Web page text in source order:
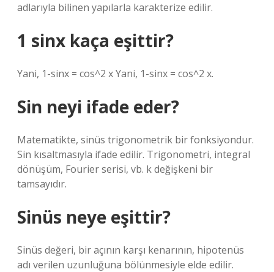
adlarıyla bilinen yapılarla karakterize edilir.
1 sinx kaça eşittir?
Yani, 1-sinx = cos^2 x Yani, 1-sinx = cos^2 x.
Sin neyi ifade eder?
Matematikte, sinüs trigonometrik bir fonksiyondur.
Sin kısaltmasıyla ifade edilir. Trigonometri, integral
dönüşüm, Fourier serisi, vb. k değişkeni bir
tamsayıdır.
Sinüs neye eşittir?
Sinüs değeri, bir açının karşı kenarının, hipotenüs
adı verilen uzunluğuna bölünmesiyle elde edilir.